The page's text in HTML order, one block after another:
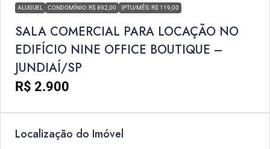
ALUGUEL CONDOMÍNIO: R$ 892,00 IPTU/MÊS: R$ 119,00
SALA COMERCIAL PARA LOCAÇÃO NO
EDIFÍCIO NINE OFFICE BOUTIQUE –
JUNDIAÍ/SP
R$ 2.900
Localização do Imóvel